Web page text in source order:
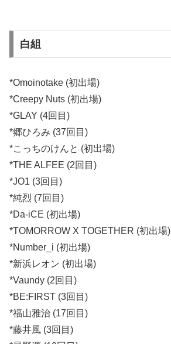
白組
*Omoinotake (初出場)
*Creepy Nuts (初出場)
*GLAY (4回目)
*郷ひろみ (37回目)
*こっちのけんと (初出場)
*THE ALFEE (2回目)
*JO1 (3回目)
*純烈 (7回目)
*Da-iCE (初出場)
*TOMORROW X TOGETHER (初出場)
*Number_i (初出場)
*新浜レオン (初出場)
*Vaundy (2回目)
*BE:FIRST (3回目)
*福山雅治 (17回目)
*藤井風 (3回目)